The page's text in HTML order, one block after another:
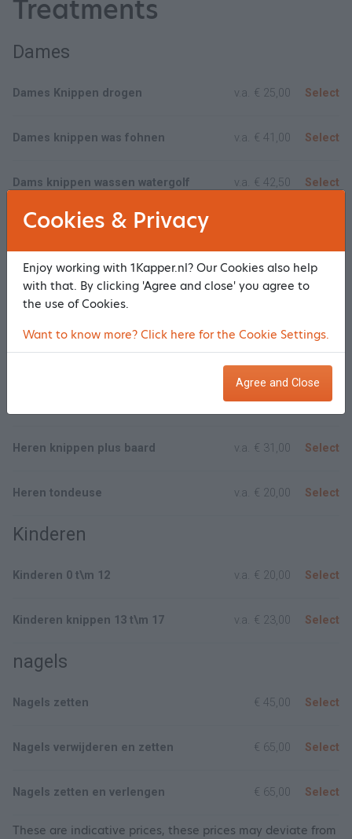
Treatments
Dames
Dames Knippen drogen v.a. € 25,00 Select
Dames knippen was fohnen v.a. € 41,00 Select
Dams knippen wassen watergolf v.a. € 42,50 Select
Dames knippen kleuren kort haar
Dames knippen kleuren lang haar v.a. € 89,95 Select
v.a. € 25,00 Select
Heren knippen plus baard v.a. € 31,00 Select
Heren tondeuse v.a. € 20,00 Select
Kinderen
Kinderen 0 t\m 12 v.a. € 20,00 Select
Kinderen knippen 13 t\m 17 v.a. € 23,00 Select
nagels
Nagels zetten € 45,00 Select
Nagels verwijderen en zetten € 65,00 Select
Nagels zetten en verlengen € 65,00 Select
These are indicative prices, these prices may deviate from
Cookies & Privacy
Enjoy working with 1Kapper.nl? Our Cookies also help
with that. By clicking 'Agree and close' you agree to
the use of Cookies.
Want to know more? Click here for the Cookie Settings.
Agree and Close